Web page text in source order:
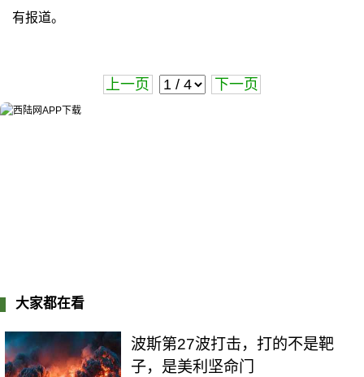
有报道。
上一页 下一页
大家都在看
波斯第27波打击，打的不是靶
子，是美利坚命门